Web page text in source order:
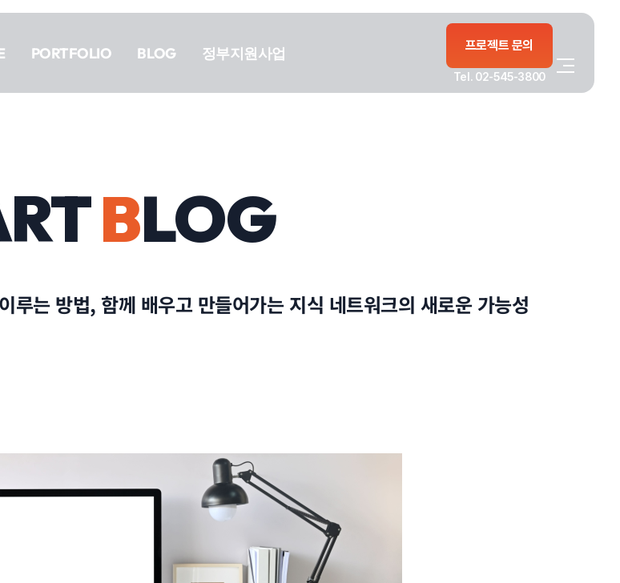
PORTFOLIO BLOG 정부지원사업 프로젝트 문의
Tel. 02-545-3800
BLOG
루는 방법, 함께 배우고 만들어가는 지식 네트워크의 새로운 가능성